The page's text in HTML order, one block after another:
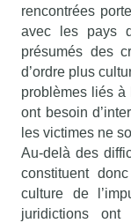
rencontrées
avec les pays
présumés des
d’ordre plus
problèmes liés à
ont besoin
les victimes ne
Au-delà des
constituent
culture de
juridictions ont